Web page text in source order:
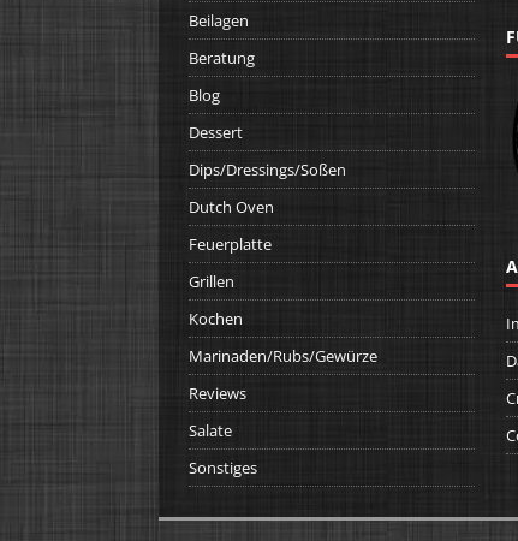
Beilagen
Beratung
Blog
Dessert
Dips/Dressings/Soßen
Dutch Oven
Feuerplatte
Grillen
Kochen
Marinaden/Rubs/Gewürze
Reviews
Salate
Sonstiges